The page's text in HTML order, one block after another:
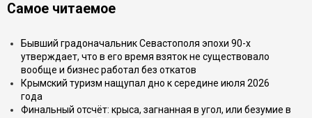
Самое читаемое
Бывший градоначальник Севастополя эпохи 90-х
утверждает, что в его время взяток не существовало
вообще и бизнес работал без откатов
Крымский туризм нащупал дно к середине июля 2026
года
Финальный отсчёт: крыса, загнанная в угол, или безумие в